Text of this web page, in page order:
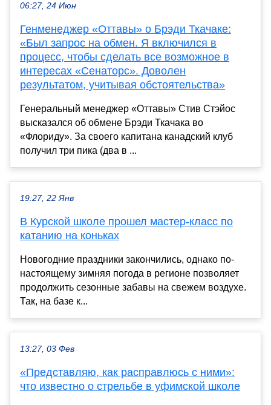
06:27, 24 Июн
Генменеджер «Оттавы» о Брэди Ткачаке:
«Был запрос на обмен. Я включился в
процесс, чтобы сделать все возможное в
интересах «Сенаторс». Доволен
результатом, учитывая обстоятельства»
Генеральный менеджер «Оттавы» Стив Стэйос
высказался об обмене Брэди Ткачака во
«Флориду». За своего капитана канадский клуб
получил три пика (два в ...
19:27, 22 Янв
В Курской школе прошел мастер-класс по
катанию на коньках
Новогодние праздники закончились, однако по-
настоящему зимняя погода в регионе позволяет
продолжить сезонные забавы на свежем воздухе.
Так, на базе к...
13:27, 03 Фев
«Представляю, как расправлюсь с ними»:
что известно о стрельбе в уфимской школе